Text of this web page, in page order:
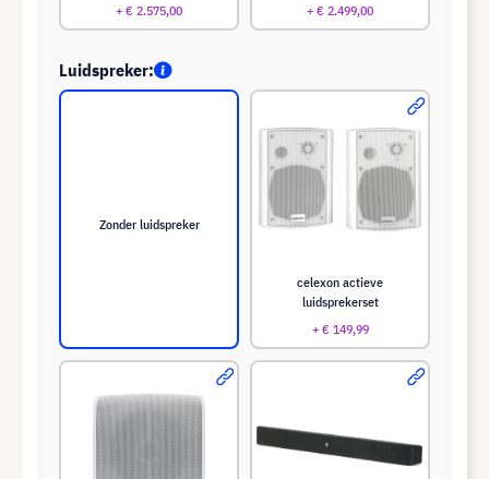
+ € 2.575,00
+ € 2.499,00
Luidspreker:
Zonder luidspreker
celexon actieve
luidsprekerset
+ € 149,99